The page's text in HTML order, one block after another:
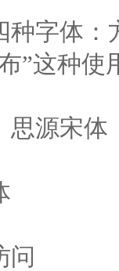
种字体
”这种
思源宋体
问